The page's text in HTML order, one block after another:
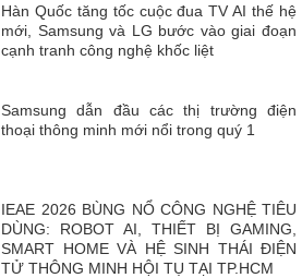
Hàn Quốc tăng tốc cuộc đua TV AI thế hệ
mới, Samsung và LG bước vào giai đoạn
cạnh tranh công nghệ khốc liệt
Samsung dẫn đầu các thị trường điện
thoại thông minh mới nổi trong quý 1
IEAE 2026 BÙNG NỔ CÔNG NGHỆ TIÊU
DÙNG: ROBOT AI, THIẾT BỊ GAMING,
SMART HOME VÀ HỆ SINH THÁI ĐIỆN
TỬ THÔNG MINH HỘI TỤ TẠI TP.HCM